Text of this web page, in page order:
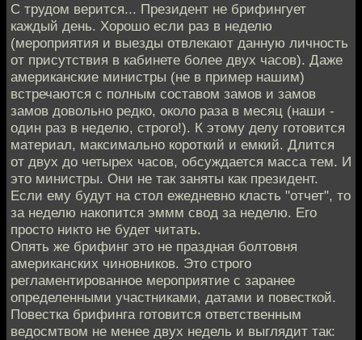
С трудом верится... Президент не брифингует
каждый день. Хорошо если раз в неделю
(мероприятия и выезды отвлекают данную личность
от присутствия в кабинете более двух часов). Даже
американские министры (не в пример нашим)
встречаются с полным составом замов и замов
замов довольно редко, около раза в месяц (наши -
один раз в неделю, строго!). К этому делу готовится
материал, максимально короткий и емкий. Длится
от двух до четырех часов, обсуждается масса тем. И
это министры. Они не так заняты как президент.
Если ему будут на стол ежедневно класть "отчет", то
за неделю накопится эммм свод за неделю. Его
просто никто не будет читать.
Опять же брифинг это не праздная болтовня
американских чиновников. Это строго
регламентированное мероприятие с заранее
определенными участниками, датами и повесткой.
Повестка брифинга готовится ответственным
ведосмтвом не менее двух недель и выглядит так: